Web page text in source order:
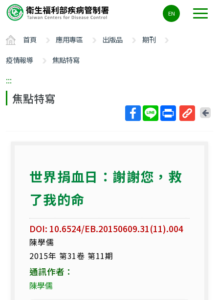
要
容
ALT+C
EN
首頁 應用專區 出版品
期刊
疫情報導
焦點特寫
:::
焦點特寫
址
回
世界捐血日：謝謝您，救
了我的命
DOI: 10.6524/EB.20150609.31(11).004
陳學儒
2015年 第31卷 第11期
通訊作者：
陳學儒